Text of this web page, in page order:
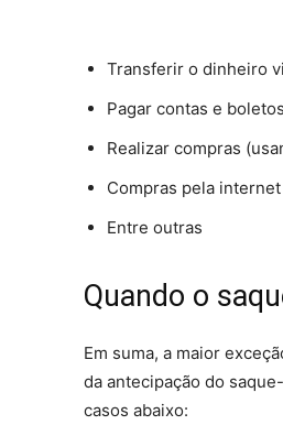
Transferir o dinheiro
Pagar contas e
Realizar compras
Compras pela
Entre outras
Quando o
Em suma, a maior
da antecipação do
casos abaixo: